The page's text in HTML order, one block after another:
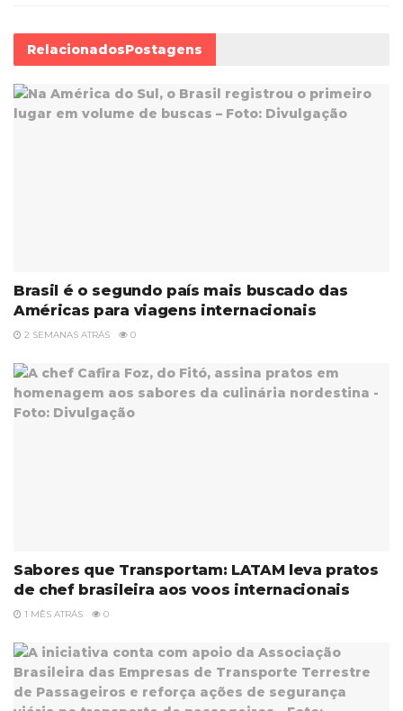
RelacionadosPostagens
Brasil é o segundo país mais buscado das
Américas para viagens internacionais
2 SEMANAS ATRÁS 0
Sabores que Transportam: LATAM leva pratos
de chef brasileira aos voos internacionais
1 MÊS ATRÁS 0